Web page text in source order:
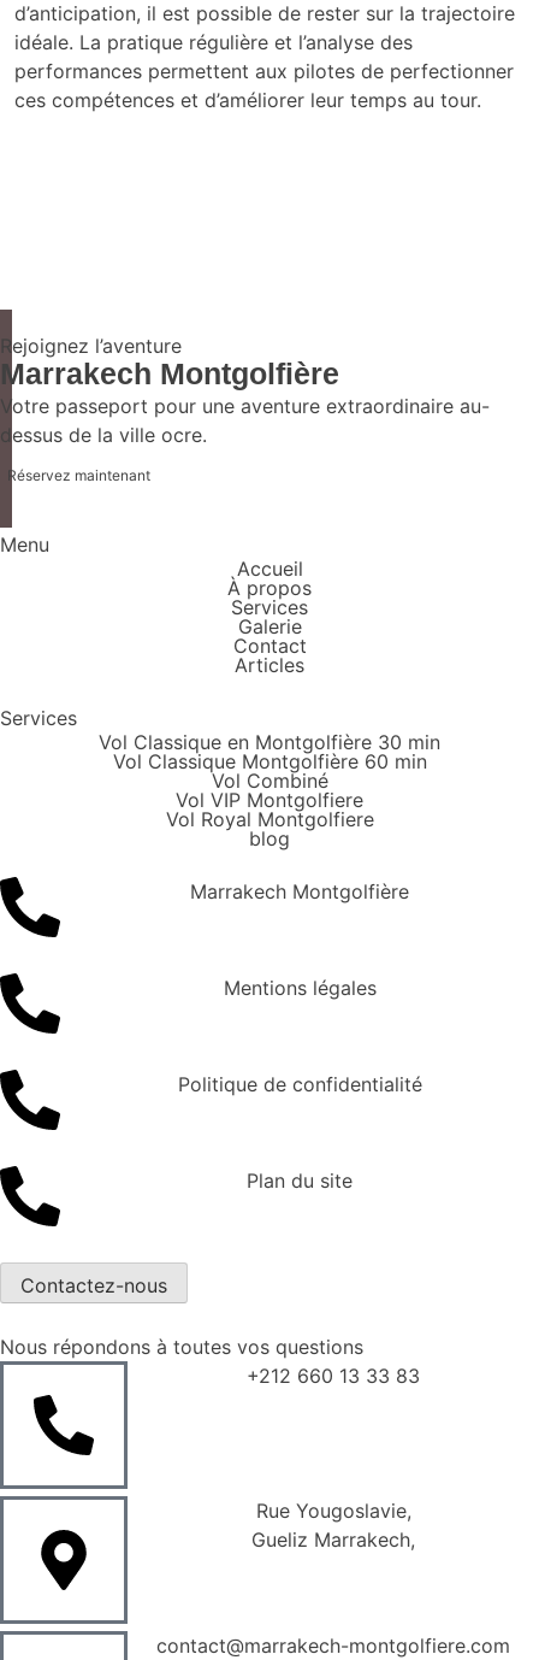
d’anticipation, il est possible de rester sur la trajectoire
idéale. La pratique régulière et l’analyse des
performances permettent aux pilotes de perfectionner
ces compétences et d’améliorer leur temps au tour.
Rejoignez l’aventure
Marrakech Montgolfière
Votre passeport pour une aventure extraordinaire au-
dessus de la ville ocre.
Réservez maintenant
Menu
Accueil
À propos
Services
Galerie
Contact
Articles
Services
Vol Classique en Montgolfière 30 min
Vol Classique Montgolfière 60 min
Vol Combiné
Vol VIP Montgolfiere
Vol Royal Montgolfiere
blog
Marrakech Montgolfière
Mentions légales
Politique de confidentialité
Plan du site
Contactez-nous
Nous répondons à toutes vos questions
+212 660 13 33 83
Rue Yougoslavie,
Gueliz Marrakech,
contact@marrakech-montgolfiere.com